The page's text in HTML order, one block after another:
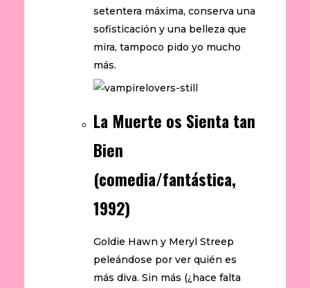
setentera máxima, conserva una
sofisticación y una belleza que
mira, tampoco pido yo mucho
más.
La Muerte os Sienta tan
Bien
(comedia/fantástica,
1992)
Goldie Hawn y Meryl Streep
peleándose por ver quién es
más diva. Sin más (¿hace falta